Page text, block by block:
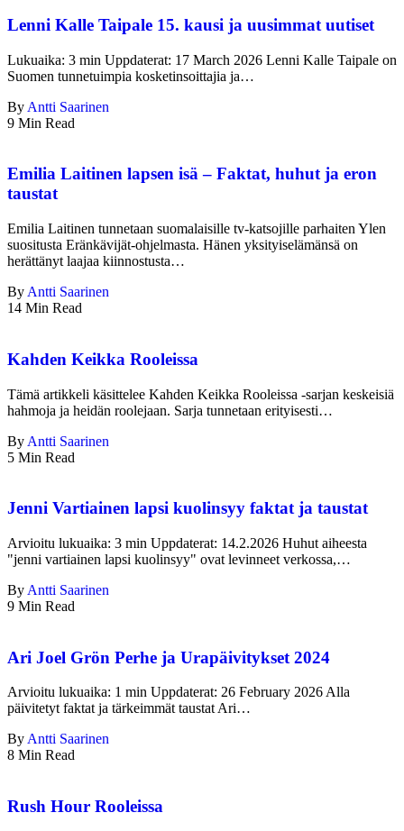
Lenni Kalle Taipale 15. kausi ja uusimmat uutiset
Lukuaika: 3 min Uppdaterat: 17 March 2026 Lenni Kalle Taipale on
Suomen tunnetuimpia kosketinsoittajia ja…
By Antti Saarinen
9 Min Read
Emilia Laitinen lapsen isä – Faktat, huhut ja eron
taustat
Emilia Laitinen tunnetaan suomalaisille tv-katsojille parhaiten Ylen
suositusta Eränkävijät-ohjelmasta. Hänen yksityiselämänsä on
herättänyt laajaa kiinnostusta…
By Antti Saarinen
14 Min Read
Kahden Keikka Rooleissa
Tämä artikkeli käsittelee Kahden Keikka Rooleissa -sarjan keskeisiä
hahmoja ja heidän roolejaan. Sarja tunnetaan erityisesti…
By Antti Saarinen
5 Min Read
Jenni Vartiainen lapsi kuolinsyy faktat ja taustat
Arvioitu lukuaika: 3 min Uppdaterat: 14.2.2026 Huhut aiheesta
"jenni vartiainen lapsi kuolinsyy" ovat levinneet verkossa,…
By Antti Saarinen
9 Min Read
Ari Joel Grön Perhe ja Urapäivitykset 2024
Arvioitu lukuaika: 1 min Uppdaterat: 26 February 2026 Alla
päivitetyt faktat ja tärkeimmät taustat Ari…
ByAntti Saarinen
8 Min Read
Rush Hour Rooleissa